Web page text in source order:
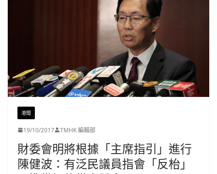
港聞
19/10/2017 TMHK 編輯部
財委會明將根據「主席指引」進行
陳健波：有泛民議員指會「反枱」